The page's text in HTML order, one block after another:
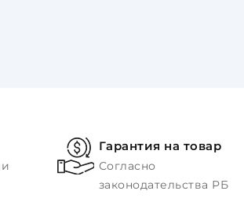
Гарантия на товар
Согласно
законодательства РБ